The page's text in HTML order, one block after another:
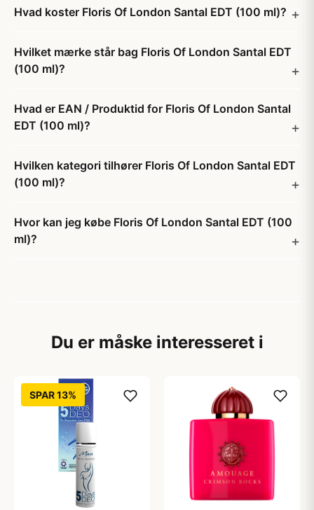
Hvad koster Floris Of London Santal EDT (100 ml)?
Hvilket mærke står bag Floris Of London Santal EDT
(100 ml)?
Hvad er EAN / Produktid for Floris Of London Santal
EDT (100 ml)?
Hvilken kategori tilhører Floris Of London Santal EDT
(100 ml)?
Hvor kan jeg købe Floris Of London Santal EDT (100
ml)?
Du er måske interesseret i
SPAR 13%